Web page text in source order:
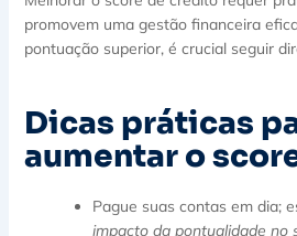
promovem uma gestão financeira
pontuação superior, é crucial seguir
Dicas práticas
aumentar o
Pague suas contas em dia;
impacto da pontualidade no